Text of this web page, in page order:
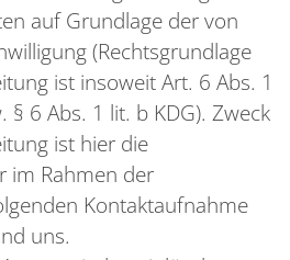
auf Grundlage der von
(Rechtsgrundlage
ist insoweit Art. 6 Abs. 1
§ 6 Abs. 1 lit. b KDG). Zweck
ist hier die
im Rahmen der
Kontaktaufnahme
uns.